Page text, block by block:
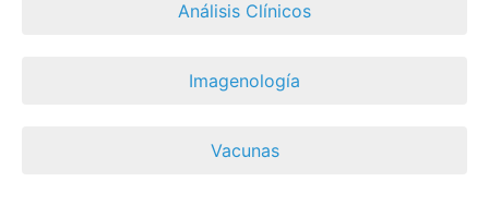
Análisis Clínicos
Imagenología
Vacunas